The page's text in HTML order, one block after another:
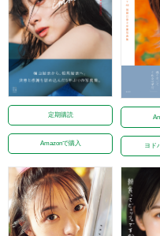
定期購読
Amazonで購入 ヨド